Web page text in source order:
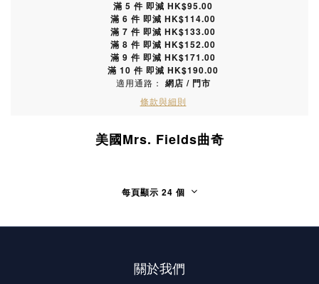
滿 5 件 即減 HK$95.00
滿 6 件 即減 HK$114.00
滿 7 件 即減 HK$133.00
滿 8 件 即減 HK$152.00
滿 9 件 即減 HK$171.00
滿 10 件 即減 HK$190.00
適用通路： 網店 / 門市
條款與細則
美國Mrs. Fields曲奇
每頁顯示 24 個
關於我們